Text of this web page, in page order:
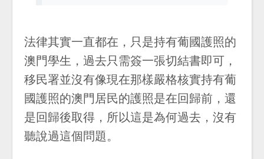
法律其實一直都在，只是持有葡國護照的
澳門學生，過去只需簽一張切結書即可，
移民署並沒有像現在那樣嚴格核實持有葡
國護照的澳門居民的護照是在回歸前，還
是回歸後取得，所以這是為何過去，沒有
聽說過這個問題。